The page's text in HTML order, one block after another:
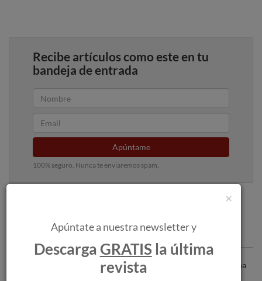
Recibe artículos como este en tu
bandeja de entrada
Apúntame
100% seguro. Nunca te enviaremos spam.
Articulos recomendados
La Ruta do Viño Monterrei promueve una
×
Apúntate a nuestra newsletter y
DescargaGRATIS la última
revista